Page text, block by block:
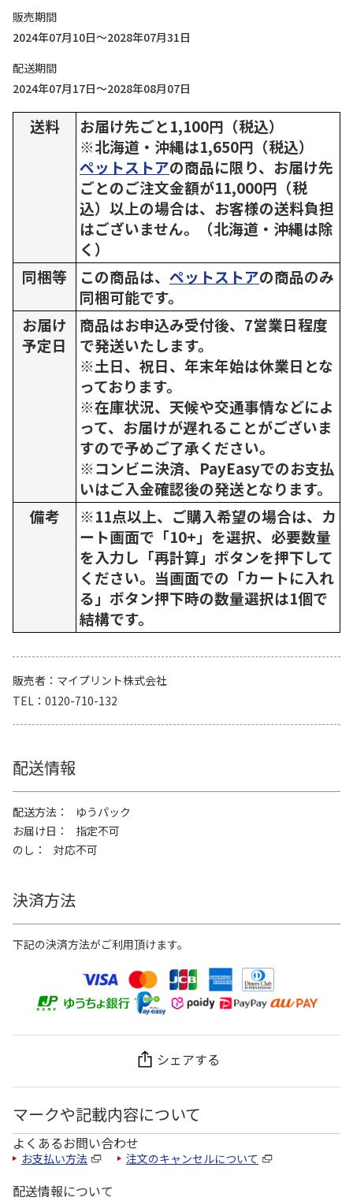
販売期間
2024年07月10日～2028年07月31日
配送期間
2024年07月17日～2028年08月07日
送料
お届け先ごと1,100円（税込）
※北海道・沖縄は1,650円（税込）
ペットストアの商品に限り、お届け先
ごとのご注文金額が11,000円（税
込）以上の場合は、お客様の送料負担
はございません。（北海道・沖縄は除
く）
同梱等
この商品は、 ペットストアの商品のみ
同梱可能です。
お届け
予定日
商品はお申込み受付後、7営業日程度
で発送いたします。
※土日、祝日、年末年始は休業日とな
っております。
※在庫状況、天候や交通事情などによ
って、お届けが遅れることがございま
すので予めご了承ください。
※コンビニ決済、PayEasyでのお支払
いはご入金確認後の発送となります。
備考
※11点以上、ご購入希望の場合は、カ
ート画面で「10+」を選択、必要数量
を入力し「再計算」ボタンを押下して
ください。当画面での「カートに入れ
る」ボタン押下時の数量選択は1個で
結構です。
販売者
マイプリント株式会社
TEL
0120-710-132
配送情報
配送方法
ゆうパック
お届け日
指定不可
のし
対応不可
決済方法
下記の決済方法がご利用頂けます。
シェアする
マークや記載内容について
よくあるお問い合わせ
お支払い方法 注文のキャンセルについて
配送情報について